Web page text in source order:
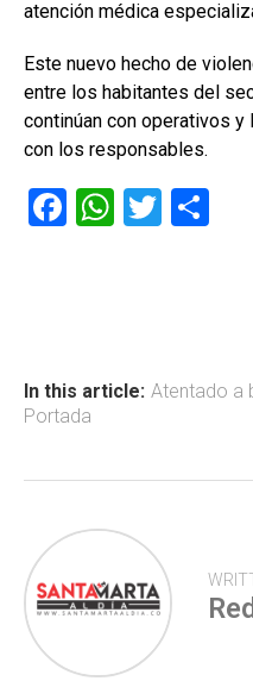
atención médica
Este nuevo hecho de
entre los habitantes del
continúan con operativos
con los responsables.
F
ok
W
p
T
tir
In this article: Atentado a
Portada